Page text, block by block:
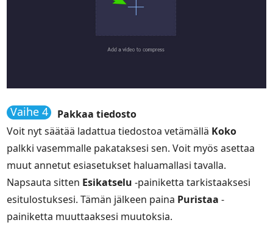
Vaihe 4
Pakkaa tiedosto
Voit nyt säätää ladattua tiedostoa vetämällä Koko
palkki vasemmalle pakataksesi sen. Voit myös asettaa
muut annetut esiasetukset haluamallasi tavalla.
Napsauta sitten Esikatselu -painiketta tarkistaaksesi
esitulostuksesi. Tämän jälkeen paina Puristaa -
painiketta muuttaaksesi muutoksia.